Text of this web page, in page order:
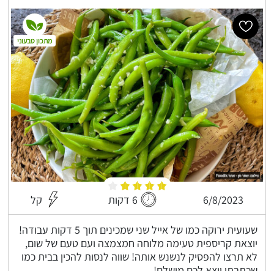
6/8/2023 6 דקות קל
שעועית ירוקה כמו של אייל שני שמכינים תוך 5 דקות עבודה!
יוצאת קריספית טעימה מלוחה חמצמצה ועם טעם של שום,
לא תרצו להפסיק לנשנש אותה! שווה לנסות להכין בבית כמו
מתכון טבעוני